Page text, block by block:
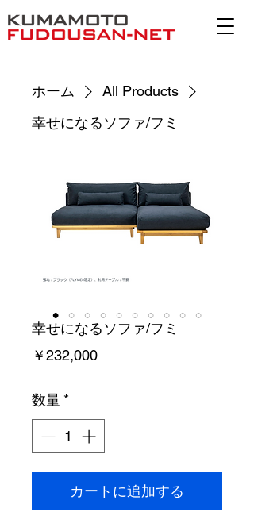
ホーム
All Products
幸せになるソファ/フミ
幸せになるソファ/フミ
￥232,000価
数量 *
カートに追加する